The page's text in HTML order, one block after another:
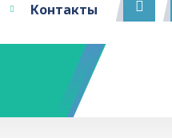
Контакты